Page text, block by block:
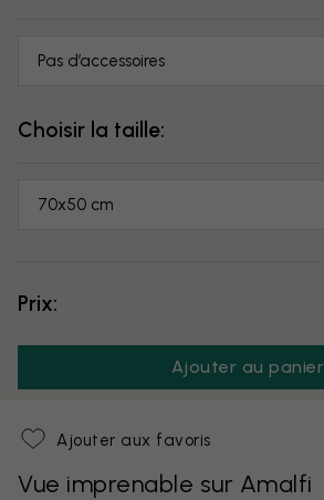
Pas d’accessoires
Choisir la taille:
70x50 cm
Prix:
Ajouter au panier
Ajouter aux favoris
Vue imprenable sur Amalfi